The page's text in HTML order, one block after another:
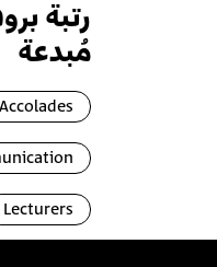
رتبة
مُبدعة
Lecturers